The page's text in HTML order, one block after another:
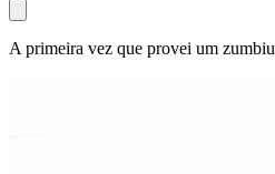
A primeira vez que provei um zumbiu